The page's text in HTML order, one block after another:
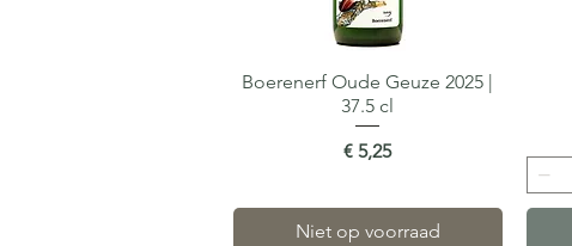
Snel overzicht
Boerenerf Oude Geuze 2025 |
37.5 cl
Prijs
€ 5,25
Niet op voorraad